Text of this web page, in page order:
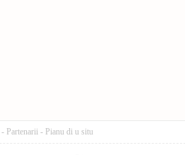
- Partenarii - Pianu di u situ